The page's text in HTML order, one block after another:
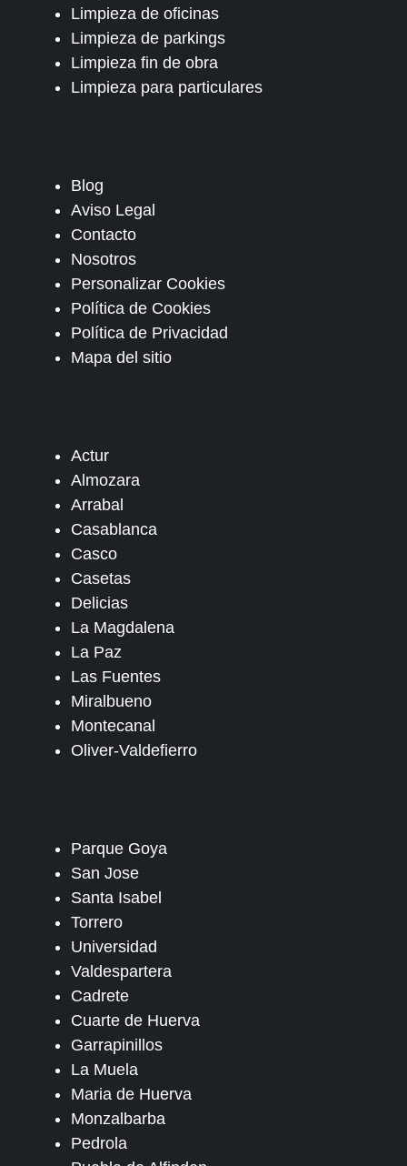
Limpieza de oficinas
Limpieza de parkings
Limpieza fin de obra
Limpieza para particulares
Blog
Aviso Legal
Contacto
Nosotros
Personalizar Cookies
Política de Cookies
Política de Privacidad
Mapa del sitio
Actur
Almozara
Arrabal
Casablanca
Casco
Casetas
Delicias
La Magdalena
La Paz
Las Fuentes
Miralbueno
Montecanal
Oliver-Valdefierro
Parque Goya
San Jose
Santa Isabel
Torrero
Universidad
Valdespartera
Cadrete
Cuarte de Huerva
Garrapinillos
La Muela
Maria de Huerva
Monzalbarba
Pedrola